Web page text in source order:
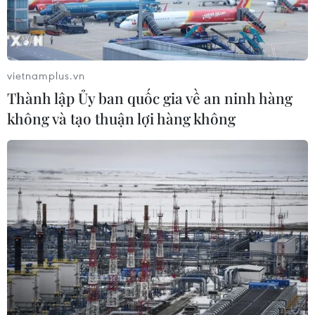
Mỹ: Lãi suất thế chấp tăng lên mức
cao nhất kể từ tháng Bảy năm ngoái
Mỹ siết chặt quyền công dân theo nơi
con”
06/08/2026 22:59
Bộ Ngoại giao Mỹ mở rộng kiểm tra
mạng xã hội đối với đương đơn xin
thị thực
06/08/2026 22:52
vietnamplus.vn
Thành lập Ủy ban quốc gia về an ninh hàng
không và tạo thuận lợi hàng không